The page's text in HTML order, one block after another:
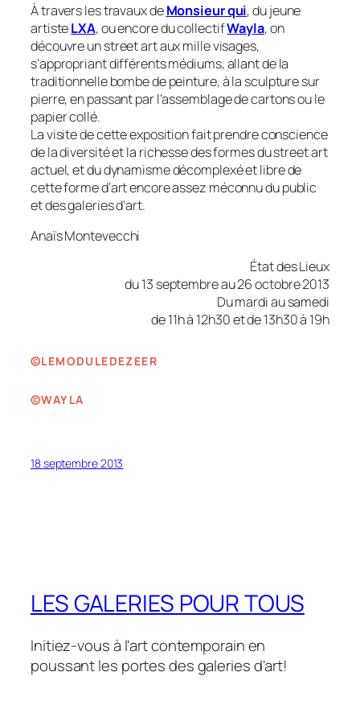
À travers les travaux deMonsieur qui, du jeune
artisteLXA, ou encore du collectifWayla, on
découvre un street art aux mille visages,
s’appropriant différents médiums, allant de la
traditionnelle bombe de peinture, à la sculpture sur
pierre, en passant par l’assemblage de cartons ou le
papier collé.
La visite de cette exposition fait prendre conscience
de la diversité et la richesse des formes du street art
actuel, et du dynamisme décomplexé et libre de
cette forme d’art encore assez méconnu du public
et des galeries d’art.
Anaïs Montevecchi
État des Lieux
du 13 septembre au 26 octobre 2013
Du mardi au samedi
de 11h à 12h30 et de 13h30 à 19h
©LEMODULEDEZEER
©WAYLA
18 septembre 2013
LES GALERIES POUR TOUS
Initiez-vous à l'art contemporain en
poussant les portes des galeries d'art!